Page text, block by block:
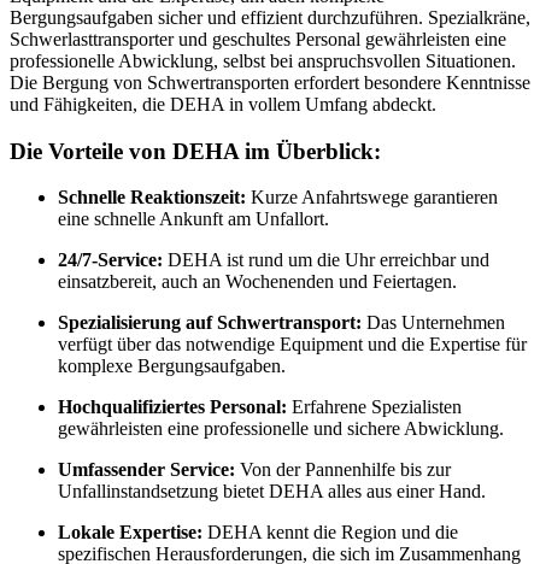
Bergungsaufgaben sicher und effizient durchzuführen. Spezialkräne,
Schwerlasttransporter und geschultes Personal gewährleisten eine
professionelle Abwicklung, selbst bei anspruchsvollen Situationen.
Die Bergung von Schwertransporten erfordert besondere Kenntnisse
und Fähigkeiten, die DEHA in vollem Umfang abdeckt.
Die Vorteile von DEHA im Überblick:
Schnelle Reaktionszeit: Kurze Anfahrtswege garantieren
eine schnelle Ankunft am Unfallort.
24/7-Service: DEHA ist rund um die Uhr erreichbar und
einsatzbereit, auch an Wochenenden und Feiertagen.
Spezialisierung auf Schwertransport: Das Unternehmen
verfügt über das notwendige Equipment und die Expertise für
komplexe Bergungsaufgaben.
Hochqualifiziertes Personal: Erfahrene Spezialisten
gewährleisten eine professionelle und sichere Abwicklung.
Umfassender Service: Von der Pannenhilfe bis zur
Unfallinstandsetzung bietet DEHA alles aus einer Hand.
Lokale Expertise: DEHA kennt die Region und die
spezifischen Herausforderungen, die sich im Zusammenhang